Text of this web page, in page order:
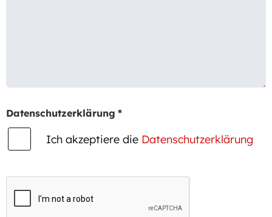
Datenschutzerklärung *
Ich akzeptiere die Datenschutzerklärung